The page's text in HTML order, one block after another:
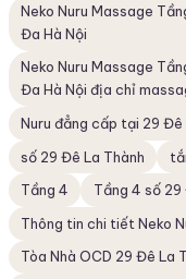
Neko Nuru Massage
Đa Hà Nội
Neko Nuru Massage
Đa Hà Nội địa chỉ
Nuru đẳng cấp tại 29 Đê
số 29 Đê La Thành
Tầng 4
Tầng 4 số 29
Thông tin chi tiết Neko
Tòa Nhà OCD 29 Đê La